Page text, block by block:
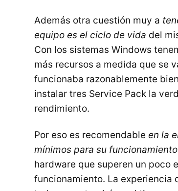
Además otra cuestión muy a
equipo es el ciclo de vida del
Con los sistemas Windows
más recursos a medida que se
funcionaba razonablemente
instalar tres Service Pack la
rendimiento.
Por eso es recomendable en la
mínimos para su funcionamiento
hardware que superen un poco
funcionamiento. La experiencia